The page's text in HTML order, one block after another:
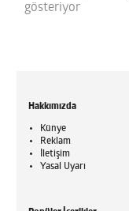
gösteriyor
Hakkımızda
Künye
Reklam
İletişim
Yasal Uyarı